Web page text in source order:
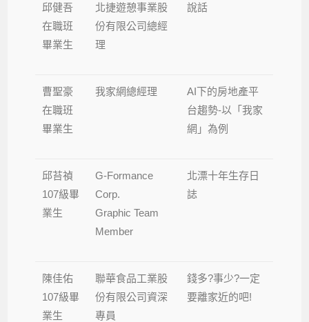
邱健吾
在職班
畢業生
北捷遊憩事業股
份有限公司總經
理
說話
曹聖豪
在職班
畢業生
我家網總經理
AI下的房地產平
台趨勢-以「我家
網」為例
邱苔禎
107級畢
業生
G-Formance
Corp.
Graphic Team
Member
北漂十年生存日
誌
陳佳佑
107級畢
業生
聯華食品工業股
份有限公司資深
專員
錢多?事少?一定
要離家近的吧!